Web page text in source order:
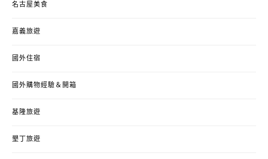
名古屋美食
嘉義旅遊
國外住宿
國外購物經驗＆開箱
基隆旅遊
墾丁旅遊